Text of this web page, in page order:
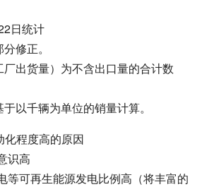
日统计
正。
货量）为不含出口量的合计数
千辆为单位的销量计算。
化程度高的原因
高
再生能源发电比例高（将丰富的